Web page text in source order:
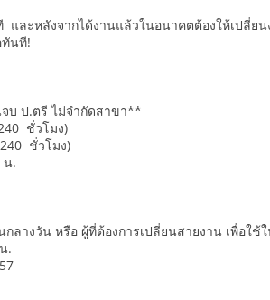
ละหลังจากได้งานแล้วในอนาคตต้องให้เปลี่ย
ทันที!
บ ป.ตรี ไม่จำกัดสาขา**
ชั่วโมง)
ชั่วโมง)
น.
ลางวัน หรือ ผู้ที่ต้องการเปลี่ยนสายงาน เพื่อใ
.